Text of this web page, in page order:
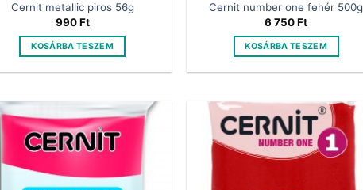
Cernit metallic piros 56g
990Ft
KOSÁRBA TESZEM
Cernit number one fehér 500g
6 750Ft
KOSÁRBA TESZEM